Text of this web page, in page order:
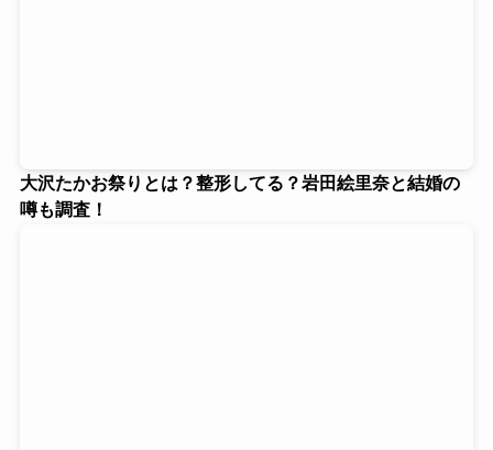
大沢たかお祭りとは？整形してる？岩田絵里奈と結婚の
噂も調査！